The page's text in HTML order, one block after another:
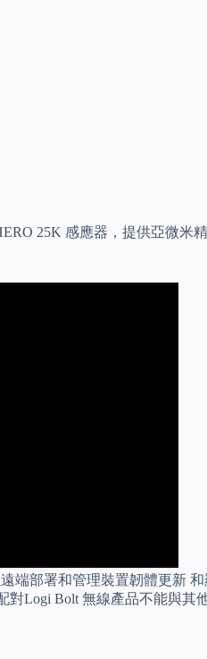
25K 感應器，提供亞微米
部署和管理裝置韌體更新
Logi Bolt 無線產品不能與其